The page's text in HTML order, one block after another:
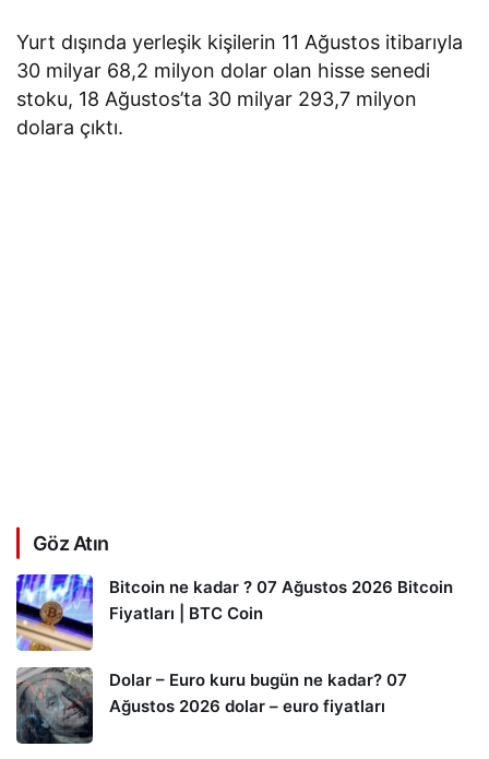
Yurt dışında yerleşik kişilerin 11 Ağustos itibarıyla
30 milyar 68,2 milyon dolar olan hisse senedi
stoku, 18 Ağustos’ta 30 milyar 293,7 milyon
dolara çıktı.
Göz Atın
Bitcoin ne kadar ? 07 Ağustos 2026 Bitcoin
Fiyatları | BTC Coin
Dolar – Euro kuru bugün ne kadar? 07
Ağustos 2026 dolar – euro fiyatları